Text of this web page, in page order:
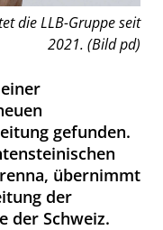
die LLB-Gruppe seit
2021. (Bild pd)
gefunden.
übernimmt
der
der Schweiz.